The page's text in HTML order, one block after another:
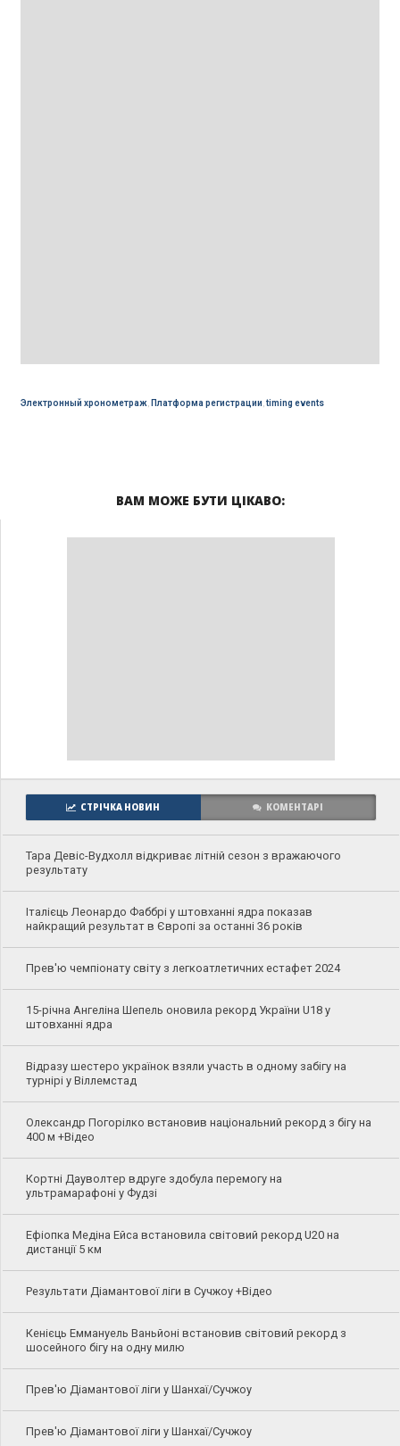
Электронный хронометраж, Платформа регистрации timing events
ВАМ МОЖЕ БУТИ ЦІКАВО:
СТРІЧКА НОВИН КОМЕНТАРІ
Тара Девіс-Вудхолл відкриває літній сезон з вражаючого
результату
Італієць Леонардо Фаббрі у штовханні ядра показав
найкращий результат в Європі за останні 36 років
Прев'ю чемпіонату світу з легкоатлетичних естафет 2024
15-річна Ангеліна Шепель оновила рекорд України U18 у
штовханні ядра
Відразу шестеро українок взяли участь в одному забігу на
турнірі у Віллемстад
Олександр Погорілко встановив національний рекорд з бігу на
400 м +Відео
Кортні Дауволтер вдруге здобула перемогу на
ультрамарафоні у Фудзі
Ефіопка Медіна Ейса встановила світовий рекорд U20 на
дистанції 5 км
Результати Діамантової ліги в Сучжоу +Відео
Кенієць Еммануель Ваньйоні встановив світовий рекорд з
шосейного бігу на одну милю
Прев'ю Діамантової ліги у Шанхаї/Сучжоу
Прев'ю Діамантової ліги у Шанхаї/Сучжоу